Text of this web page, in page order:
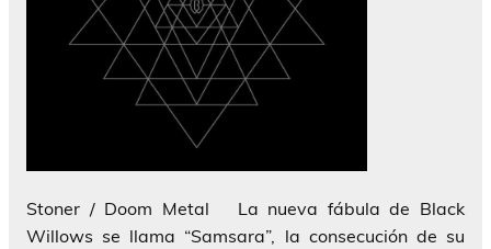
Stoner / Doom Metal La nueva fábula de Black
Willows se llama “Samsara”, la consecución de su